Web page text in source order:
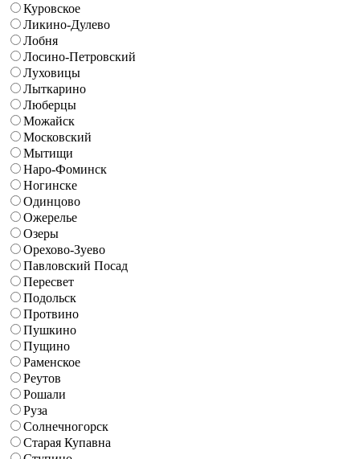
Куровское
Ликино-Дулево
Лобня
Лосино-Петровский
Луховицы
Лыткарино
Люберцы
Можайск
Московский
Мытищи
Наро-Фоминск
Ногинске
Одинцово
Ожерелье
Озеры
Орехово-Зуево
Павловский Посад
Пересвет
Подольск
Протвино
Пушкино
Пущино
Раменское
Реутов
Рошали
Руза
Солнечногорск
Старая Купавна